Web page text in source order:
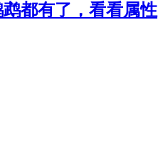
都有了，看看属性